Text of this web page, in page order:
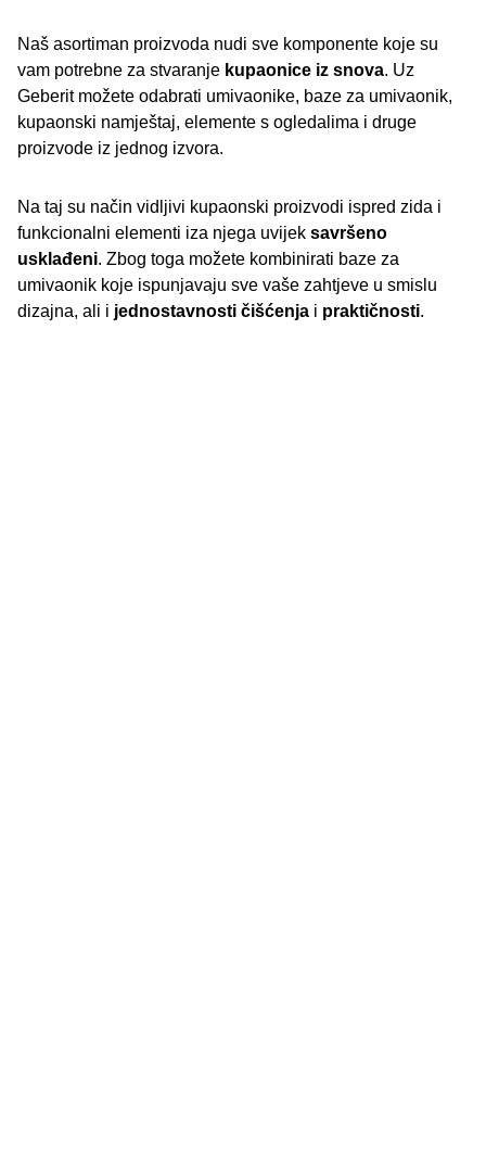
Naš asortiman proizvoda nudi sve komponente koje su
vam potrebne za stvaranje kupaonice iz snova. Uz
Geberit možete odabrati umivaonike, baze za umivaonik,
kupaonski namještaj, elemente s ogledalima i druge
proizvode iz jednog izvora.
Na taj su način vidljivi kupaonski proizvodi ispred zida i
funkcionalni elementi iza njega uvijek savršeno
usklađeni. Zbog toga možete kombinirati baze za
umivaonik koje ispunjavaju sve vaše zahtjeve u smislu
dizajna, ali i jednostavnosti čišćenja i praktičnosti.